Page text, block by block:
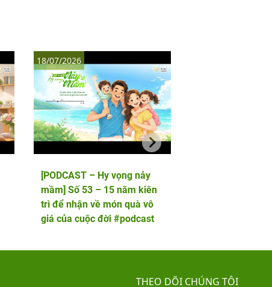
[PODCAST – Hy vọng nảy
mầm] Số 53 – 15 năm kiên
trì để nhận về món quà vô
giá của cuộc đời #podcast
18/07/2026
THEO DÕI CHÚNG TÔI